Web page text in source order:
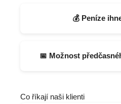
💰 Peníze
📅 Možnost
Co říkají naši klienti